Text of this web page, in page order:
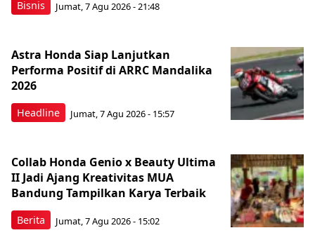
Bisnis Jumat, 7 Agu 2026 - 21:48
Headline
Astra Honda Siap Lanjutkan
Performa Positif di ARRC Mandalika
2026
Jumat, 7 Agu 2026 - 15:57
Berita
Collab Honda Genio x Beauty Ultima
II Jadi Ajang Kreativitas MUA
Bandung Tampilkan Karya Terbaik
Jumat, 7 Agu 2026 - 15:02